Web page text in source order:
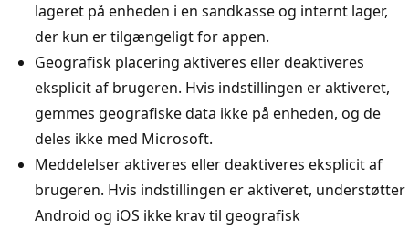
lageret på enheden i en sandkasse og internt lager,
der kun er tilgængeligt for appen.
Geografisk placering aktiveres eller deaktiveres
eksplicit af brugeren. Hvis indstillingen er aktiveret,
gemmes geografiske data ikke på enheden, og de
deles ikke med Microsoft.
Meddelelser aktiveres eller deaktiveres eksplicit af
brugeren. Hvis indstillingen er aktiveret, understøtter
Android og iOS ikke krav til geografisk